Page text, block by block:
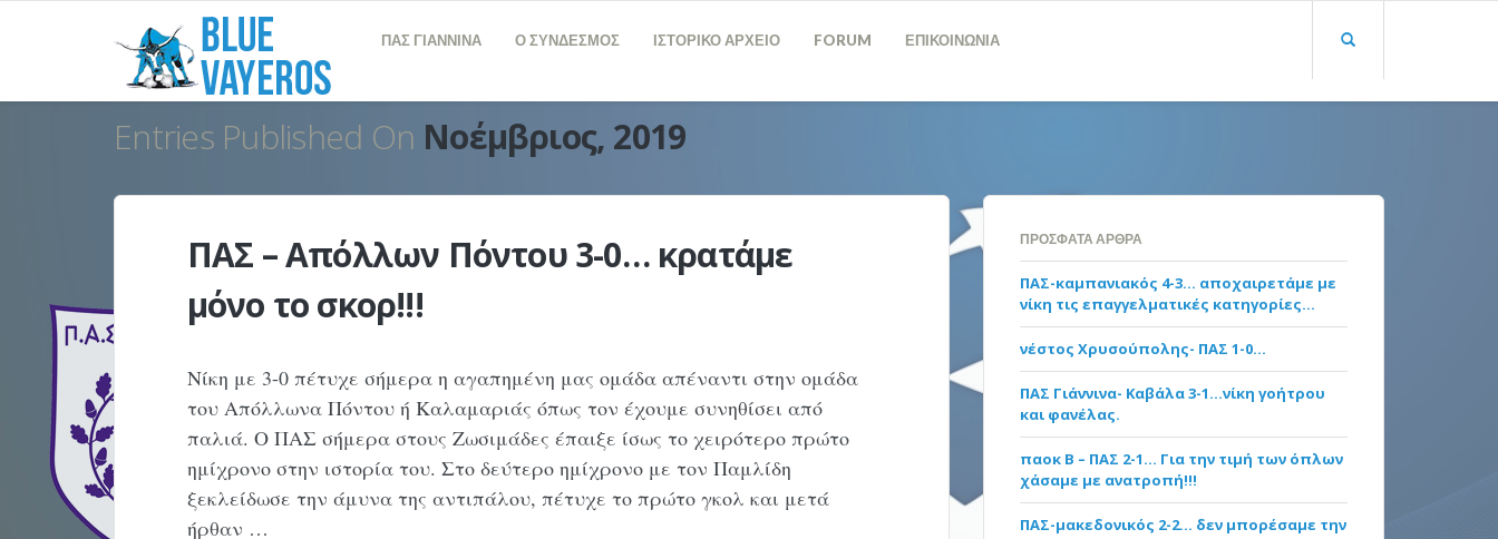
ΠΑΣ ΓΙΑΝΝΙΝΑ Ο ΣΥΝΔΕΣΜΟΣ ΙΣΤΟΡΙΚΟ ΑΡΧΕΙΟ FORUM ΕΠΙΚΟΙΝΩΝΙΑ
Entries Published On Νοέμβριος, 2019
ΠΑΣ – Απόλλων Πόντου 3-0… κρατάμε
μόνο το σκορ!!!
Νίκη με 3-0 πέτυχε σήμερα η αγαπημένη μας ομάδα απέναντι στην ομάδα
του Απόλλωνα Πόντου ή Καλαμαριάς όπως τον έχουμε συνηθίσει από
παλιά. Ο ΠΑΣ σήμερα στους Ζωσιμάδες έπαιξε ίσως το χειρότερο πρώτο
ημίχρονο στην ιστορία του. Στο δεύτερο ημίχρονο με τον Παμλίδη
ξεκλείδωσε την άμυνα της αντιπάλου, πέτυχε το πρώτο γκολ και μετά
ήρθαν …
ΠΡΌΣΦΑΤΑ ΆΡΘΡΑ
ΠΑΣ-καμπανιακός 4-3… αποχαιρετάμε με
νίκη τις επαγγελματικές κατηγορίες…
νέστος Χρυσούπολης- ΠΑΣ 1-0…
ΠΑΣ Γιάννινα- Καβάλα 3-1…νίκη γοήτρου
και φανέλας.
παοκ Β – ΠΑΣ 2-1… Για την τιμή των όπλων
χάσαμε με ανατροπή!!!
ΠΑΣ-μακεδονικός 2-2… δεν μπορέσαμε την